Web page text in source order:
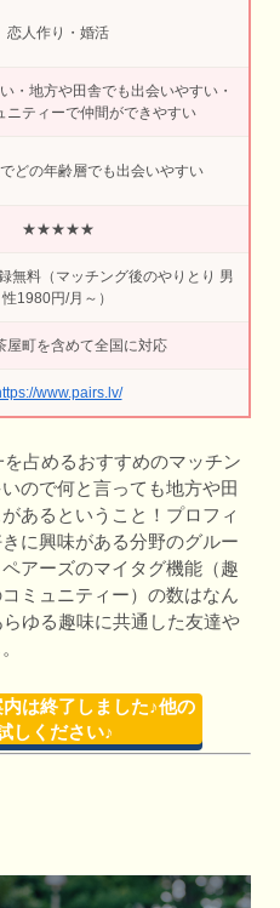
恋人作り・婚活
・地方や田舎でも出会いやすい・
ニティーで仲間ができやすい
どの年齢層でも出会いやすい
★★★★★
無料（マッチング後のやりとり 男
性1980円/月～）
屋町を含めて全国に対応
www.pairs.lv/
占めるおすすめのマッチン
ので何と言っても地方や田
あるということ！プロフィ
に興味がある分野のグルー
アーズのマイタグ機能（趣
ミュニティー）の数はなん
ゆる趣味に共通した友達や
は終了しました♪他の
しください♪